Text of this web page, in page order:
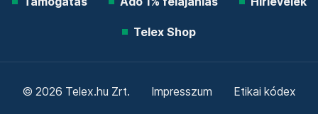
Telex Shop
© 2026 Telex.hu Zrt. Impresszum Etikai kódex